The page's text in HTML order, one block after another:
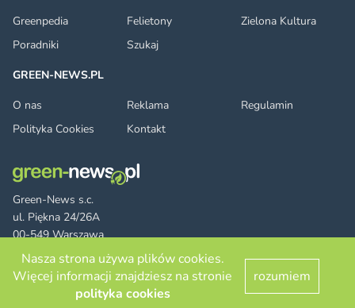
Green-News s.c.
ul. Piękna 24/26A
00-549 Warszawa
FacebookTwitter LinkedIn
RSS
© 2026 green-news.pl. All rights reserved.
Greenpedia
Felietony
Zielona Kultura
Poradniki
Szukaj
GREEN-NEWS.PL
O nas
Reklama
Regulamin
Polityka Cookies
Kontakt
Nasza strona używa plików cookies.
Więcej informacji znajdziesz na stronie
polityka cookies
rozumiem